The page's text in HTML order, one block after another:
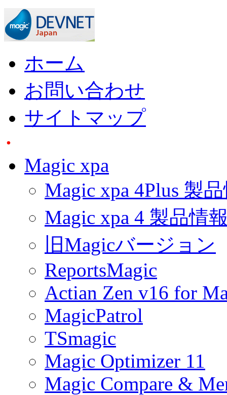
ホーム
お問い合わせ
サイトマップ
Magic xpa
Magic xpa 4Plus 製
Magic xpa 4 製品情
旧Magicバージョン
ReportsMagic
Actian Zen v16 for
MagicPatrol
TSmagic
Magic Optimizer 11
Magic Compare &